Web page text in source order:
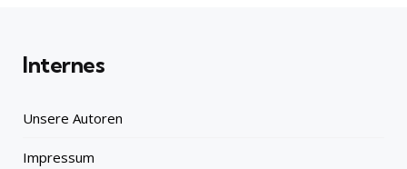
Internes
Unsere Autoren
Impressum